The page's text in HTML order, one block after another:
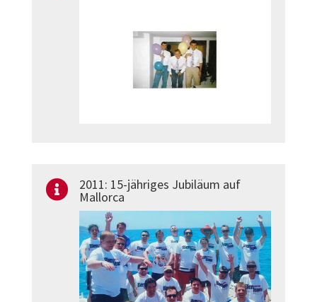
 2011: 15-jähriges Jubiläum auf
Mallorca